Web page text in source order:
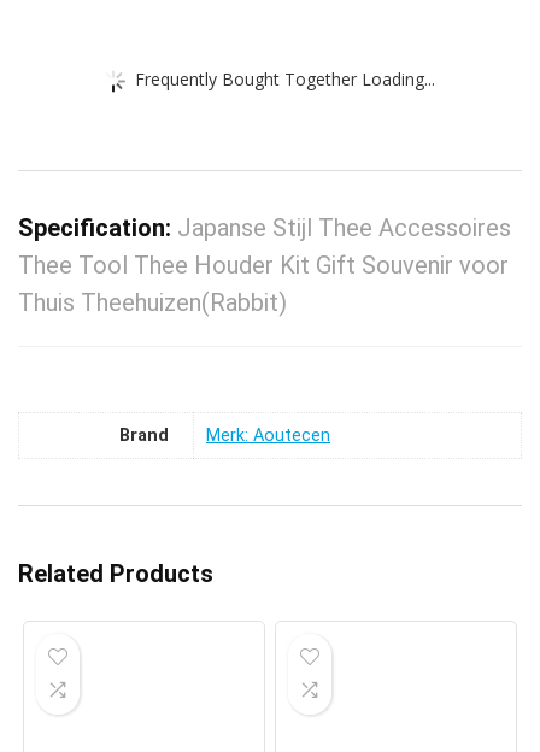
Frequently Bought Together Loading...
Specification: Japanse Stijl Thee Accessoires
Thee Tool Thee Houder Kit Gift Souvenir voor
Thuis Theehuizen(Rabbit)
Brand Merk: Aoutecen
Related Products